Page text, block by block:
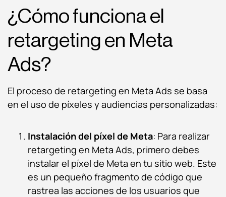
¿Cómo funciona el
retargeting en Meta
Ads?
El proceso de retargeting en Meta Ads se basa
en el uso de píxeles y audiencias personalizadas:
Instalación del píxel de Meta: Para realizar
retargeting en Meta Ads, primero debes
instalar el píxel de Meta en tu sitio web. Este
es un pequeño fragmento de código que
rastrea las acciones de los usuarios que